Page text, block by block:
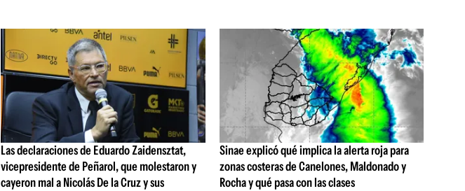
Las declaraciones de Eduardo Zaidensztat,
vicepresidente de Peñarol, que molestaron y
cayeron mal a Nicolás De la Cruz y sus
Sinae explicó qué implica la alerta roja para
zonas costeras de Canelones, Maldonado y
Rocha y qué pasa con las clases